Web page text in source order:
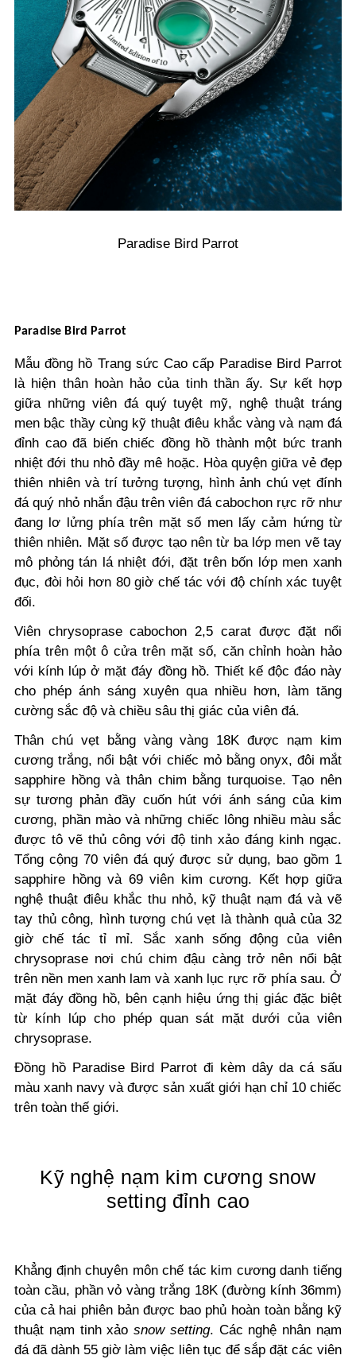
Paradise Bird Parrot
Paradise Bird Parrot
Mẫu đồng hồ Trang sức Cao cấp Paradise Bird Parrot
là hiện thân hoàn hảo của tinh thần ấy. Sự kết hợp
giữa những viên đá quý tuyệt mỹ, nghệ thuật tráng
men bậc thầy cùng kỹ thuật điêu khắc vàng và nạm đá
đỉnh cao đã biến chiếc đồng hồ thành một bức tranh
nhiệt đới thu nhỏ đầy mê hoặc. Hòa quyện giữa vẻ đẹp
thiên nhiên và trí tưởng tượng, hình ảnh chú vẹt đính
đá quý nhỏ nhắn đậu trên viên đá cabochon rực rỡ như
đang lơ lửng phía trên mặt số men lấy cảm hứng từ
thiên nhiên. Mặt số được tạo nên từ ba lớp men vẽ tay
mô phỏng tán lá nhiệt đới, đặt trên bốn lớp men xanh
đục, đòi hỏi hơn 80 giờ chế tác với độ chính xác tuyệt
đối.
Viên chrysoprase cabochon 2,5 carat được đặt nổi
phía trên một ô cửa trên mặt số, căn chỉnh hoàn hảo
với kính lúp ở mặt đáy đồng hồ. Thiết kế độc đáo này
cho phép ánh sáng xuyên qua nhiều hơn, làm tăng
cường sắc độ và chiều sâu thị giác của viên đá.
Thân chú vẹt bằng vàng vàng 18K được nạm kim
cương trắng, nổi bật với chiếc mỏ bằng onyx, đôi mắt
sapphire hồng và thân chim bằng turquoise. Tạo nên
sự tương phản đầy cuốn hút với ánh sáng của kim
cương, phần mào và những chiếc lông nhiều màu sắc
được tô vẽ thủ công với độ tinh xảo đáng kinh ngạc.
Tổng cộng 70 viên đá quý được sử dụng, bao gồm 1
sapphire hồng và 69 viên kim cương. Kết hợp giữa
nghệ thuật điêu khắc thu nhỏ, kỹ thuật nạm đá và vẽ
tay thủ công, hình tượng chú vẹt là thành quả của 32
giờ chế tác tỉ mỉ. Sắc xanh sống động của viên
chrysoprase nơi chú chim đậu càng trở nên nổi bật
trên nền men xanh lam và xanh lục rực rỡ phía sau. Ở
mặt đáy đồng hồ, bên cạnh hiệu ứng thị giác đặc biệt
từ kính lúp cho phép quan sát mặt dưới của viên
chrysoprase.
Đồng hồ Paradise Bird Parrot đi kèm dây da cá sấu
màu xanh navy và được sản xuất giới hạn chỉ 10 chiếc
trên toàn thế giới.
Kỹ nghệ nạm kim cương snow
setting đỉnh cao
Khẳng định chuyên môn chế tác kim cương danh tiếng
toàn cầu, phần vỏ vàng trắng 18K (đường kính 36mm)
của cả hai phiên bản được bao phủ hoàn toàn bằng kỹ
thuật nạm tinh xảosnow setting. Các nghệ nhân nạm
đá đã dành 55 giờ làm việc liên tục để sắp đặt các viên